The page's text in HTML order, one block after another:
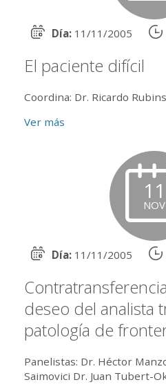
Día: 11/11/2005
El paciente difícil
Coordina: Dr. Ricardo
Ver más
11
NOV
Día: 11/11/2005
deseo del analista
patología de
Panelistas: Dr. Héctor Manzotti Dr. Edmundo
Saimovici Dr. Juan Tubert-Oklander (APM)